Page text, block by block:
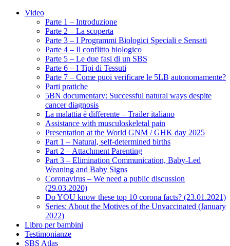
Video
Parte 1 – Introduzione
Parte 2 – La scoperta
Parte 3 – I Programmi Biologici Speciali e Sensati
Parte 4 – Il conflitto biologico
Parte 5 – Le due fasi di un SBS
Parte 6 – I Tipi di Tessuti
Parte 7 – Come puoi verificare le 5LB autonomamente?
Parti pratiche
5BN documentary: Successful natural ways despite
cancer diagnosis
La malattia è differente – Trailer italiano
Assistance with musculoskeletal pain
Presentation at the World GNM / GHK day 2025
Part 1 – Natural, self-determined births
Part 2 – Attachment Parenting
Part 3 – Elimination Communication, Baby-Led
Weaning and Baby Signs
Coronavirus – We need a public discussion
(29.03.2020)
Do YOU know these top 10 corona facts? (23.01.2021)
Series: About the Motives of the Unvaccinated (January
2022)
Libro per bambini
Testimonianze
SBS Atlas